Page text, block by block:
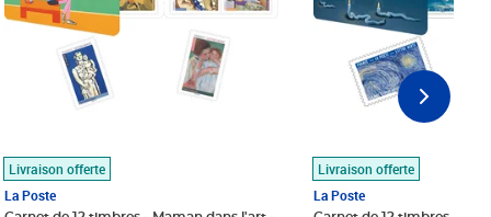
Livraison offerte
La Poste
Livraison offerte
La Poste